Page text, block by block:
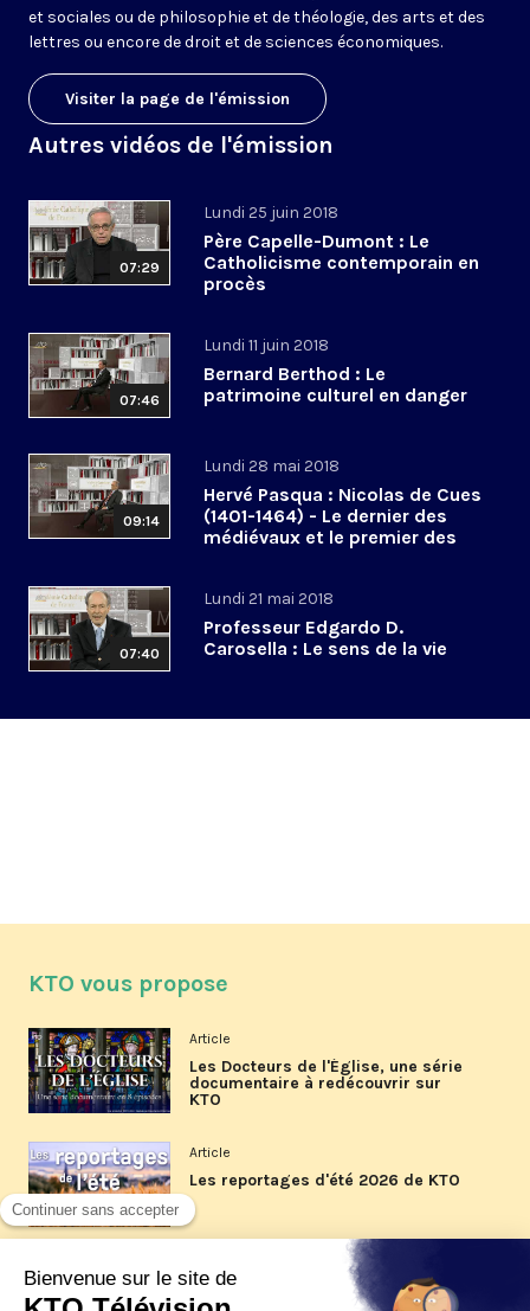
et sociales ou de philosophie et de théologie, des arts et des
lettres ou encore de droit et de sciences économiques.
Visiter la page de l'émission
Autres vidéos de l'émission
07:29
Lundi 25 juin 2018
Père Capelle-Dumont : Le
Catholicisme contemporain en
procès
07:46
Lundi 11 juin 2018
Bernard Berthod : Le
patrimoine culturel en danger
09:14
Lundi 28 mai 2018
Hervé Pasqua : Nicolas de Cues
(1401-1464) - Le dernier des
médiévaux et le premier des
07:40
Lundi 21 mai 2018
Professeur Edgardo D.
Carosella : Le sens de la vie
KTO vous propose
Article
Les Docteurs de l'Église, une série
documentaire à redécouvrir sur
KTO
Article
Les reportages d'été 2026 de KTO
La visite pastorale du pape Léon
XIV à Assise à suivre sur KTO le